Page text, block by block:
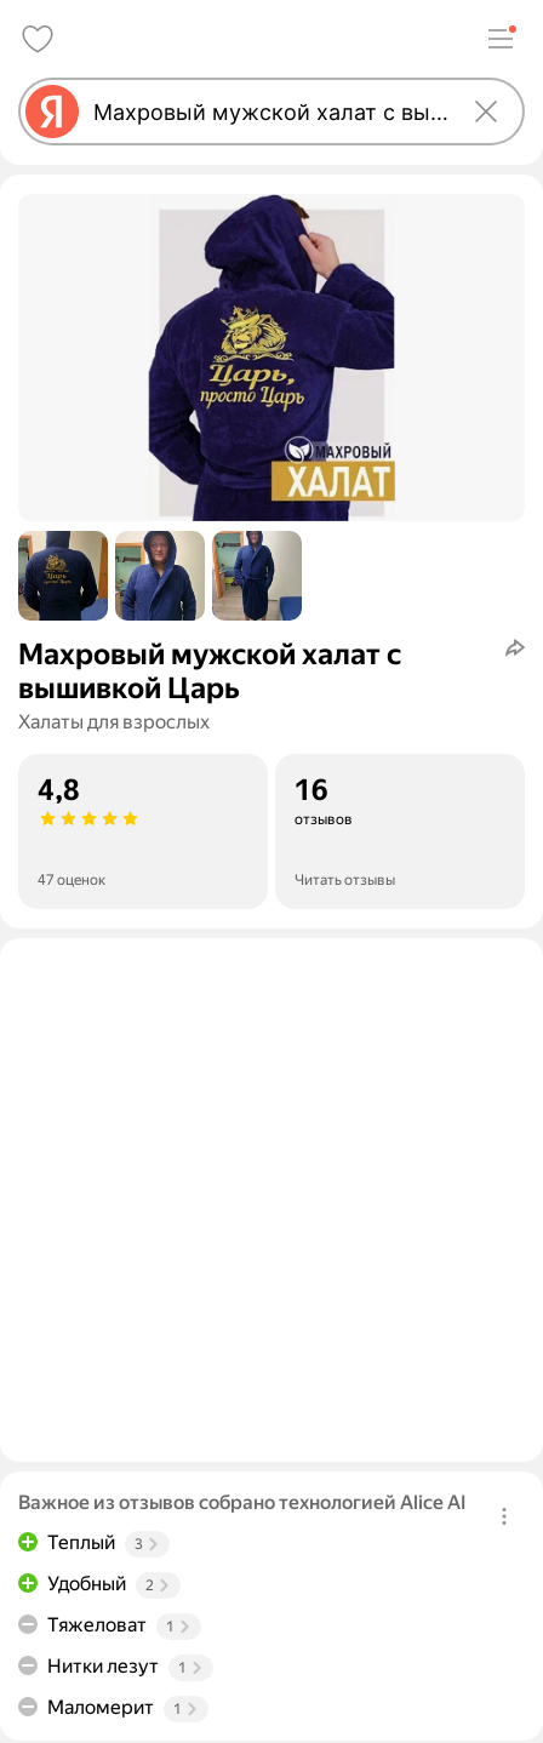
Махровый мужской халат с
вышивкой Царь
Халаты для взрослых
4,8
47 оценок
16
отзывов
Читать отзывы
Важное из отзывов собрано технологией Alice AI
Теплый
3
Удобный 2
Тяжеловат 1
Нитки лезут 1
Маломерит 1